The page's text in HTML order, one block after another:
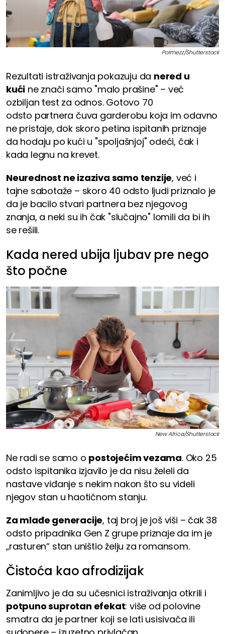
Pormezz/Shutterstock
Rezultati istraživanja pokazuju da nered u
kući ne znači samo "malo prašine" – već
ozbiljan test za odnos. Gotovo 70
odsto partnera čuva garderobu koja im odavno
ne pristaje, dok skoro petina ispitanih priznaje
da hodaju po kući u "spoljašnjoj" odeći, čak i
kada legnu na krevet.
Neurednost ne izaziva samo tenzije, već i
tajne sabotaže – skoro 40 odsto ljudi priznalo je
da je bacilo stvari partnera bez njegovog
znanja, a neki su ih čak "slučajno" lomili da bi ih
se rešili.
Kada nered ubija ljubav pre nego
što počne
New Africa/Shutterstock
Ne radi se samo o postojećim vezama. Oko 25
odsto ispitanika izjavilo je da nisu želeli da
nastave viđanje s nekim nakon što su videli
njegov stan u haotičnom stanju.
Za mlađe generacije, taj broj je još viši – čak 38
odsto pripadnika Gen Z grupe priznaje da im je
„rasturen“ stan uništio želju za romansom.
Čistoća kao afrodizijak
Zanimljivo je da su učesnici istraživanja otkrili i
potpuno suprotan efekat: više od polovine
smatra da je partner koji se lati usisivača ili